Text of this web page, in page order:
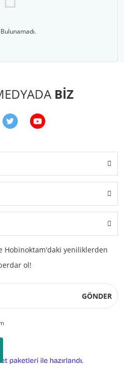
BİZ
Hobinoktam'daki yeniliklerden
ol!
GÖNDER
e-